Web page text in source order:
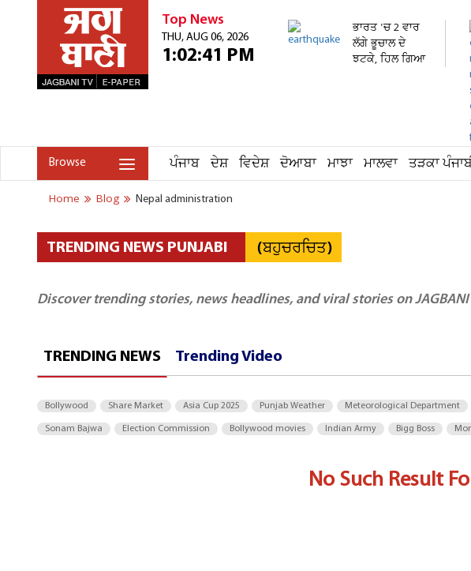
Top News
THU, AUG 06, 2026
1:02:41 PM
ਭਾਰਤ 'ਚ 2 ਵਾਰ
ਲੱਗੇ ਭੂਚਾਲ ਦੇ
ਝਟਕੇ, ਹਿਲ ਗਿਆ
Browse ਪੰਜਾਬ ਦੇਸ਼ ਵਿਦੇਸ਼ ਦੋਆਬਾ ਮਾਝਾ ਮਾਲਵਾ ਤੜਕਾ
Home Blog Nepal administration
TRENDING NEWS PUNJABI (ਬਹੁਚਰਚਿਤ)
Discover trending stories, news headlines, and viral stories on JAGBANI
TRENDING NEWS Trending Video
Bollywood Share Market Asia Cup 2025 Punjab Weather Meteorological Department
Sonam Bajwa Election Commission Bollywood movies Indian Army Bigg Boss
No Such Result